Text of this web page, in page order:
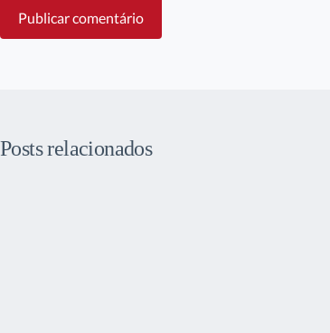
Publicar comentário
Posts relacionados